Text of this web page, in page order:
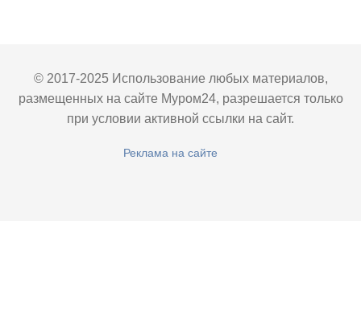
© 2017-2025 Использование любых материалов,
размещенных на сайте Муром24, разрешается только
при условии активной ссылки на сайт.
Реклама на сайте